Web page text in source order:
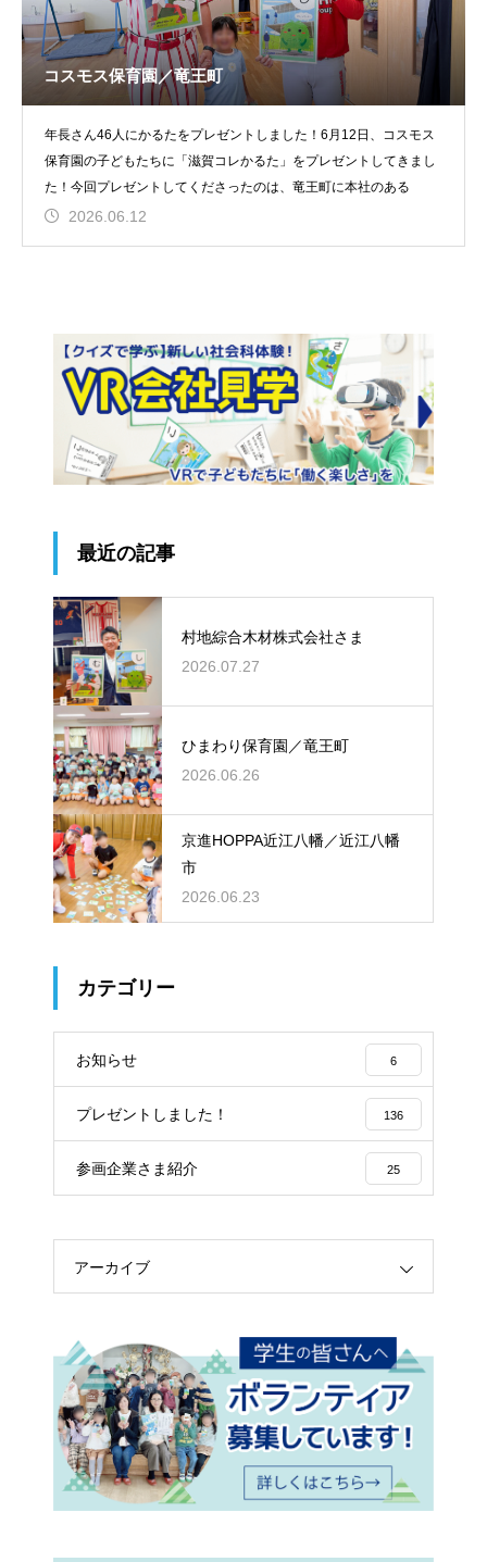
コスモス保育園／竜王町
年長さん46人にかるたをプレゼントしました！6月12日、コスモス
保育園の子どもたちに「滋賀コレかるた」をプレゼントしてきまし
た！今回プレゼントしてくださったのは、竜王町に本社のある
2026.06.12
最近の記事
村地綜合木材株式会社さま
2026.07.27
ひまわり保育園／竜王町
2026.06.26
京進HOPPA近江八幡／近江八幡
市
2026.06.23
カテゴリー
お知らせ 6
プレゼントしました！ 136
参画企業さま紹介 25
アーカイブ